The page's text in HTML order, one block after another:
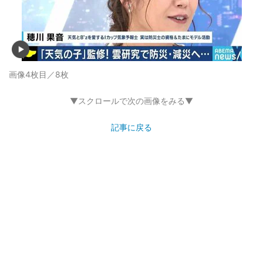
画像4枚目／8枚
▼スクロールで次の画像をみる▼
記事に戻る